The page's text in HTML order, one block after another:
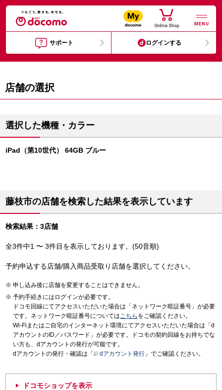
MENU
サポート ログインする
店舗の選択
選択した機種・カラー
iPad（第10世代） 64GB ブルー
藤枝市の店舗を検索した結果を表示しています
検索結果：3店舗
全3件中1 〜 3件目を表示しております。(50音順)
予約申込する店舗/購入商品受取り店舗を選択してください。
申し込み後に店舗を変更することはできません。
予約手続きにはログインが必要です。
ドコモ回線にてアクセスいただいた場合は「ネットワーク暗証番号」が必要
です。ネットワーク暗証番号についてはこちら をご確認ください。
Wi-Fiまたはご自宅のインターネット環境にてアクセスいただいた場合は「d
アカウントのID／パスワード」が必要です。ドコモの契約回線をお持ちでな
い方も、dアカウントの発行が可能です。
dアカウントの発行・確認は「
dアカウント発行 」でご確認ください。
ドコモショップを表示